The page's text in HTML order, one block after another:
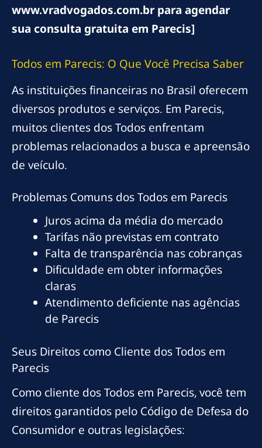
www.vradvogados.com.br para agendar
sua consulta gratuita em Parecis]
Todos em Parecis: O Que Você Precisa Saber
As instituições financeiras no Brasil oferecem
diversos produtos e serviços. Em Parecis,
muitos clientes dos Todos enfrentam
problemas relacionados a busca e apreensão
de veículo.
Problemas Comuns dos Todos em Parecis
Juros acima da média do mercado
Tarifas não previstas em contrato
Falta de transparência nas cobranças
Dificuldade em obter informações
claras
Atendimento deficiente nas agências
de Parecis
Seus Direitos como Cliente dos Todos em
Parecis
Como cliente dos Todos em Parecis, você tem
direitos garantidos pelo Código de Defesa do
Consumidor e outras legislações: